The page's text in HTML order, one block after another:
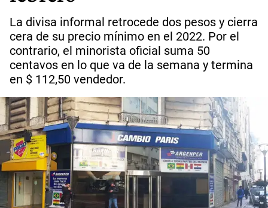
La divisa informal retrocede dos pesos y cierra
cera de su precio mínimo en el 2022. Por el
contrario, el minorista oficial suma 50
centavos en lo que va de la semana y termina
en $ 112,50 vendedor.